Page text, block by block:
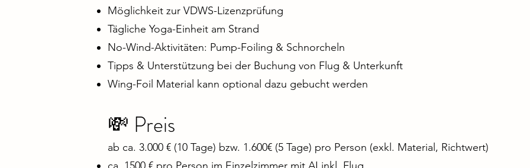
Möglichkeit zur VDWS-Lizenzprüfung
Tägliche Yoga-Einheit am Strand
No-Wind-Aktivitäten: Pump-Foiling & Schnorcheln
Tipps & Unterstützung bei der Buchung von Flug & Unterkunft
Wing-Foil Material kann optional dazu gebucht werden
💸 Preis
ab ca. 3.000 € (10 Tage) bzw. 1.600€ (5 Tage) pro Person (exkl. Material, Richtwert)